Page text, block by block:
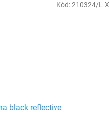
black reflective
Kód:210324/L-X